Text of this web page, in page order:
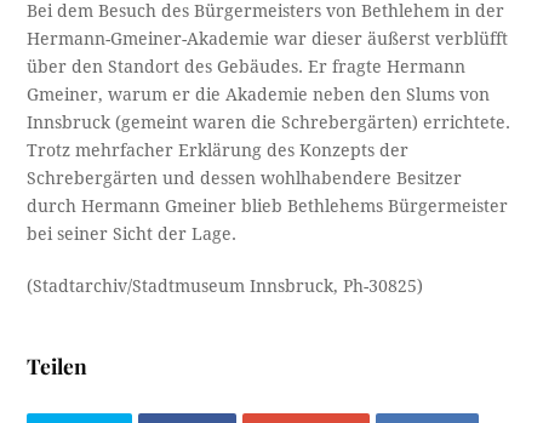
Bei dem Besuch des Bürgermeisters von Bethlehem in der
Hermann-Gmeiner-Akademie war dieser äußerst verblüfft
über den Standort des Gebäudes. Er fragte Hermann
Gmeiner, warum er die Akademie neben den Slums von
Innsbruck (gemeint waren die Schrebergärten) errichtete.
Trotz mehrfacher Erklärung des Konzepts der
Schrebergärten und dessen wohlhabendere Besitzer
durch Hermann Gmeiner blieb Bethlehems Bürgermeister
bei seiner Sicht der Lage.
(Stadtarchiv/Stadtmuseum Innsbruck, Ph-30825)
Teilen